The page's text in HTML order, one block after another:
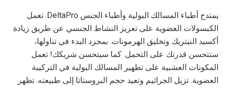
يمتدح أطباء المسالك البولية وأطباء الجنس DeltaPro. تعمل
الكبسولات العضوية على تعزيز النشاط الجنسي عن طريق زيادة
أكسيد النيتريك وتخليق الهرمونات. بمجرد البدء في تناولها،
ستتحسن قدرتك على التحمل. كما سيتحسن شريكك! تعمل
المكونات العشبية على تطهير المسالك البولية في التركيبة
العضوية. تزيل الجراثيم وتعيد حجم البروستاتا إلى طبيعته. تظهر